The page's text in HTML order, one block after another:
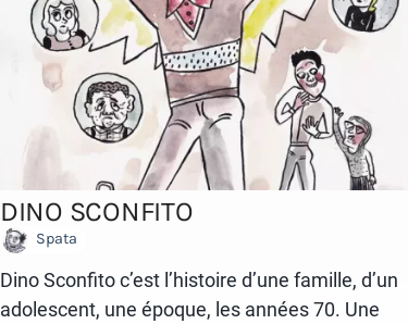
DINO SCONFITO
Spata
Dino Sconfito c’est l’histoire d’une famille, d’un
adolescent, une époque, les années 70. Une